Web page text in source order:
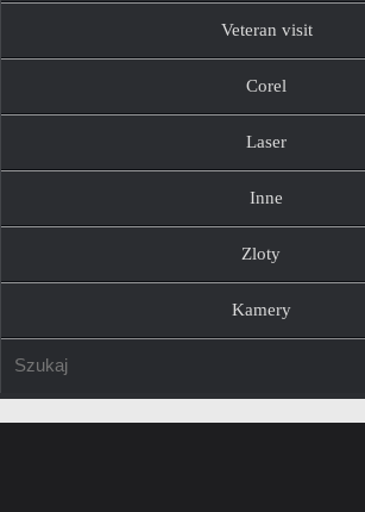
Veteran visit
Corel
Laser
Inne
Zloty
Kamery